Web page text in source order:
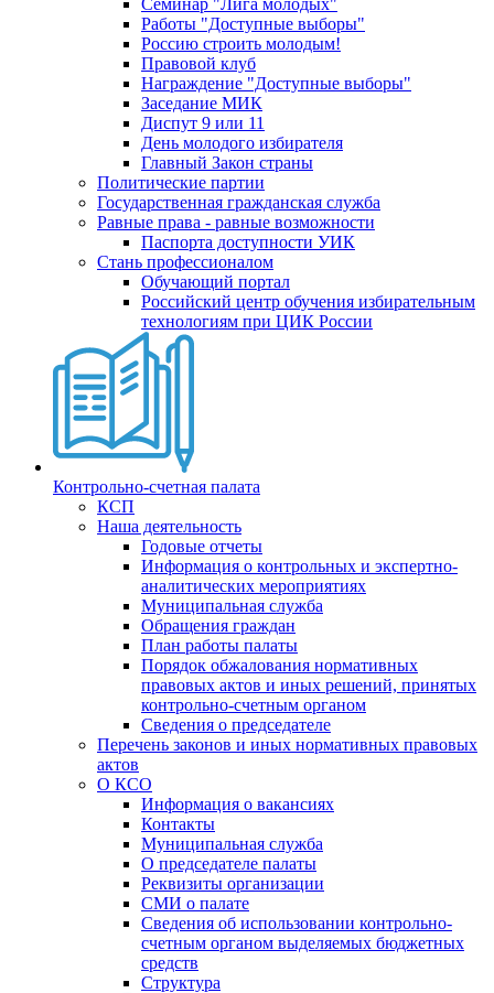
Семинар "Лига молодых"
Работы "Доступные выборы"
Россию строить молодым!
Правовой клуб
Награждение "Доступные выборы"
Заседание МИК
Диспут 9 или 11
День молодого избирателя
Главный Закон страны
Политические партии
Государственная гражданская служба
Равные права - равные возможности
Паспорта доступности УИК
Стань профессионалом
Обучающий портал
Российский центр обучения избирательным
технологиям при ЦИК России
Контрольно-счетная палата
КСП
Наша деятельность
Годовые отчеты
Информация о контрольных и экспертно-
аналитических мероприятиях
Муниципальная служба
Обращения граждан
План работы палаты
Порядок обжалования нормативных
правовых актов и иных решений, принятых
контрольно-счетным органом
Сведения о председателе
Перечень законов и иных нормативных правовых
актов
О КСО
Информация о вакансиях
Контакты
Муниципальная служба
О председателе палаты
Реквизиты организации
СМИ о палате
Сведения об использовании контрольно-
счетным органом выделяемых бюджетных
средств
Структура